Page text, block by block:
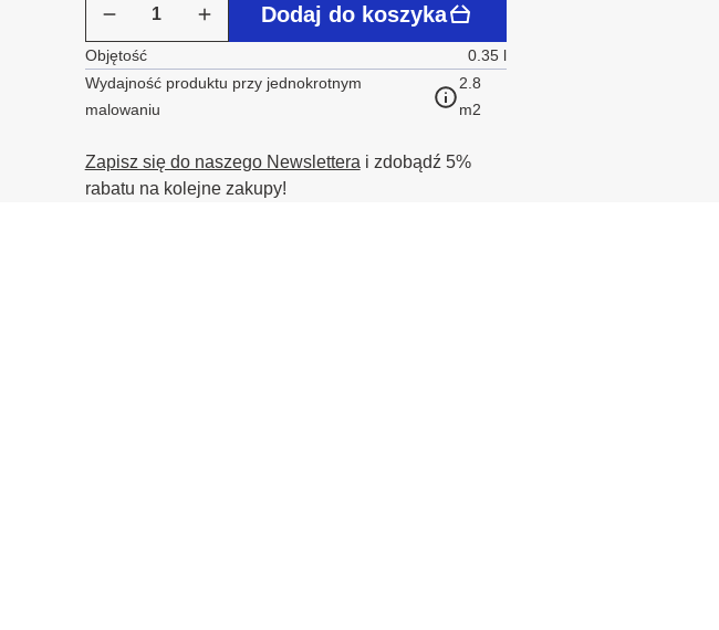
Dodaj do koszyka
Objętość
0.35 l
Wydajność produktu przy jednokrotnym
malowaniu
2.8
m2
Zapisz się do naszego Newslettera i zdobądź 5%
rabatu na kolejne zakupy!